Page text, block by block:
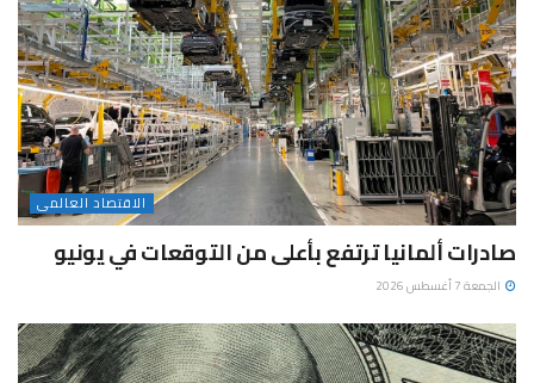
الاقتصاد العالمى
صادرات ألمانيا ترتفع بأعلى من التوقعات في يونيو
الجمعة 7 أغسطس 2026